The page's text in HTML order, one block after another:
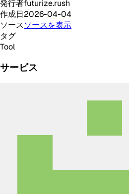
発行者futurize.rush
作成日2026-04-04
ソースソースを表示
タグ
Tool
サービス